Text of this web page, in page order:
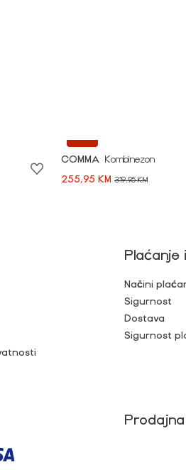
COMMA
Kombinezon
255,95 KM 319,95 KM
Plaćanje
Načini
Sigurnost
Dostava
Sigurnost